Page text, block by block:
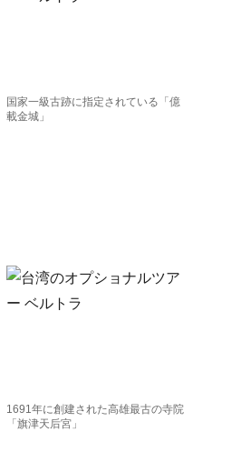
国家一級古跡に指定されている「億
載金城」
1691年に創建された高雄最古の寺院
「旗津天后宮」